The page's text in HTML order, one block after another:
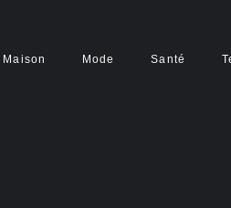
Maison Mode Santé